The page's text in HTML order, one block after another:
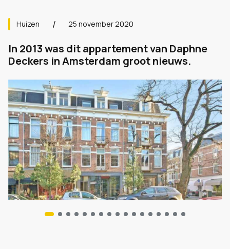
Huizen 25 november 2020
In 2013 was dit appartement van Daphne
Deckers in Amsterdam groot nieuws.